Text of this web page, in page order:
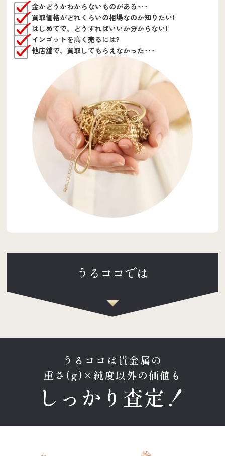
金かどうかわからないものがある･･･
買取価格がどれくらいの相場なのか知りたい!
はじめてで、どうすればいいか分からない!
インゴットを高く売るには?
他店舗で、買取してもらえなかった･･･
うるココでは
うるココは貴金属の
重さ(g)×純度以外の価値も
しっかり査定！